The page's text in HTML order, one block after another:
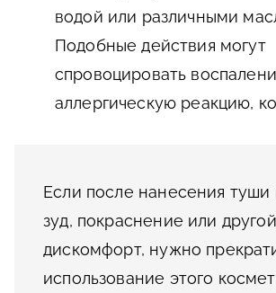
водой или различными
Подобные действия могут
спровоцировать
аллергическую реакцию,
Если после нанесения туши
зуд, покраснение или другой
дискомфорт, нужно
использование этого